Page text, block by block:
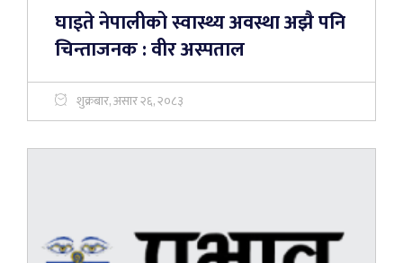
घाइते नेपालीको स्वास्थ्य अवस्था अझै पनि
चिन्ताजनक : वीर अस्पताल
शुक्रबार, असार २६, २०८३